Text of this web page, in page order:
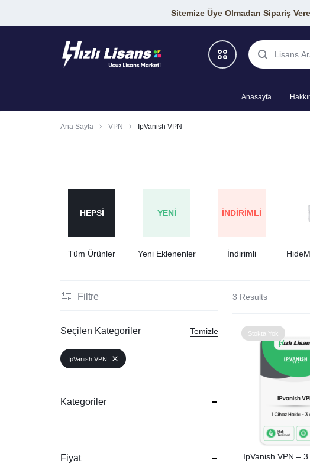
Sitemize Üye Olmadan Sipariş
SEO Araçları
VPN Programları
Yapay Zeka-Dil-Makale
Anasayfa
Ana Sayfa VPN IpVanish VPN
HEPSI
Tüm Ürünler
YENI
Yeni Eklenenler
İNDIRIMLI
İndirimli
3 Results
Stokta Yok
IpVanish VPN – 3
Filtre
Seçilen Kategoriler Temizle
IpVanish VPN
Kategoriler
Fiyat